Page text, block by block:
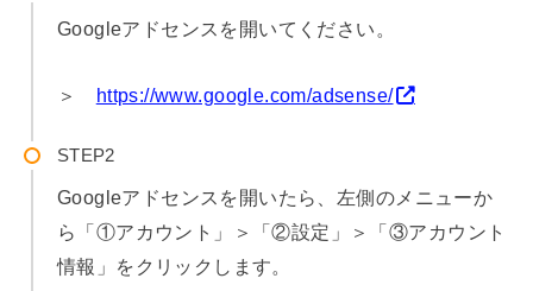
Googleアドセンスを開いてください。
＞ https://www.google.com/adsense/
STEP
Googleアドセンスを開いたら、左側のメニューか
ら「①アカウント」＞「②設定」＞「③アカウント
情報」をクリックします。